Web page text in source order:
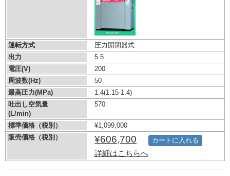
運転方式
圧力開閉器式
出力
5.5
電圧(V)
200
周波数(Hz)
50
最高圧力(MPa)
1.4(1.15-1.4)
吐出し空気量
(L/min)
570
標準価格（税別）
¥1,099,000
販売価格（税別）
¥606,700
詳細はこちらへ
カートに入れる